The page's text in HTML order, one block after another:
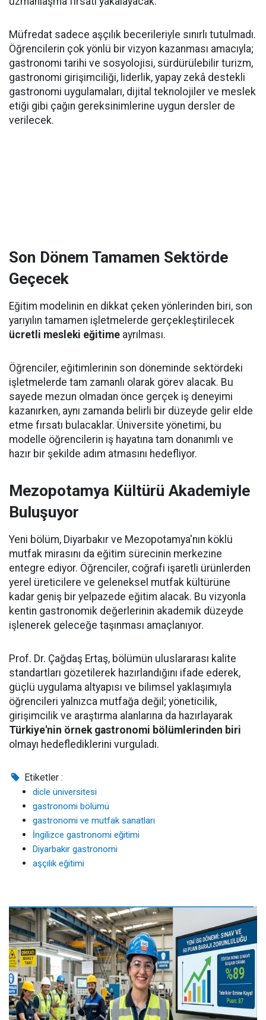
Müfredat sadece aşçılık becerileriyle sınırlı tutulmadı.
Öğrencilerin çok yönlü bir vizyon kazanması amacıyla;
gastronomi tarihi ve sosyolojisi, sürdürülebilir turizm,
gastronomi girişimciliği, liderlik, yapay zekâ destekli
gastronomi uygulamaları, dijital teknolojiler ve meslek
etiği gibi çağın gereksinimlerine uygun dersler de
verilecek.
Son Dönem Tamamen Sektörde
Geçecek
Eğitim modelinin en dikkat çeken yönlerinden biri, son
yarıyılın tamamen işletmelerde gerçekleştirilecek
ücretli mesleki eğitime ayrılması.
Öğrenciler, eğitimlerinin son döneminde sektördeki
işletmelerde tam zamanlı olarak görev alacak. Bu
sayede mezun olmadan önce gerçek iş deneyimi
kazanırken, aynı zamanda belirli bir düzeyde gelir elde
etme fırsatı bulacaklar. Üniversite yönetimi, bu
modelle öğrencilerin iş hayatına tam donanımlı ve
hazır bir şekilde adım atmasını hedefliyor.
Mezopotamya Kültürü Akademiyle
Buluşuyor
Yeni bölüm, Diyarbakır ve Mezopotamya'nın köklü
mutfak mirasını da eğitim sürecinin merkezine
entegre ediyor. Öğrenciler, coğrafi işaretli ürünlerden
yerel üreticilere ve geleneksel mutfak kültürüne
kadar geniş bir yelpazede eğitim alacak. Bu vizyonla
kentin gastronomik değerlerinin akademik düzeyde
işlenerek geleceğe taşınması amaçlanıyor.
Prof. Dr. Çağdaş Ertaş, bölümün uluslararası kalite
standartları gözetilerek hazırlandığını ifade ederek,
güçlü uygulama altyapısı ve bilimsel yaklaşımıyla
öğrencileri yalnızca mutfağa değil; yöneticilik,
girişimcilik ve araştırma alanlarına da hazırlayarak
Türkiye'nin örnek gastronomi bölümlerinden biri
olmayı hedeflediklerini vurguladı.
Etiketler :
dicle üniversitesi
gastronomi bölümü
gastronomi ve mutfak sanatları
İngilizce gastronomi eğitimi
Diyarbakır gastronomi
aşçılık eğitimi